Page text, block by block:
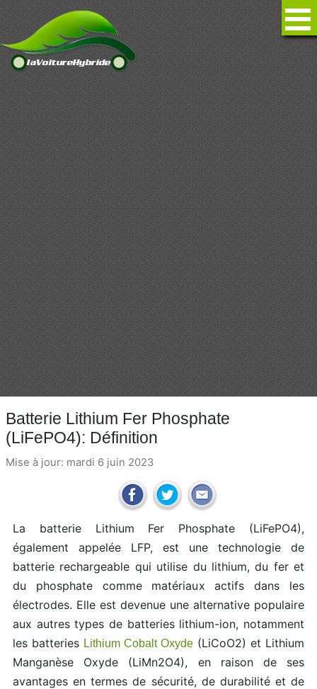
Batterie Lithium Fer Phosphate
(LiFePO4): Définition
Mise à jour: mardi 6 juin 2023
La batterie Lithium Fer Phosphate (LiFePO4),
également appelée LFP, est une technologie de
batterie rechargeable qui utilise du lithium, du fer et
du phosphate comme matériaux actifs dans les
électrodes. Elle est devenue une alternative populaire
aux autres types de batteries lithium-ion, notamment
les batteries Lithium Cobalt Oxyde (LiCoO2) et Lithium
Manganèse Oxyde (LiMn2O4), en raison de ses
avantages en termes de sécurité, de durabilité et de